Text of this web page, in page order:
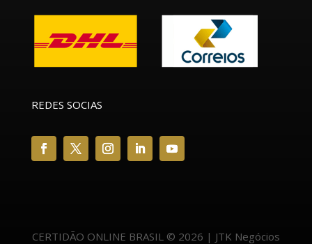
REDES SOCIAS
CERTIDÃO ONLINE BRASIL © 2026 | JTK Negócios